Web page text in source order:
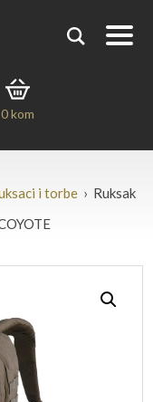
0kom
i torbe › Ruksak